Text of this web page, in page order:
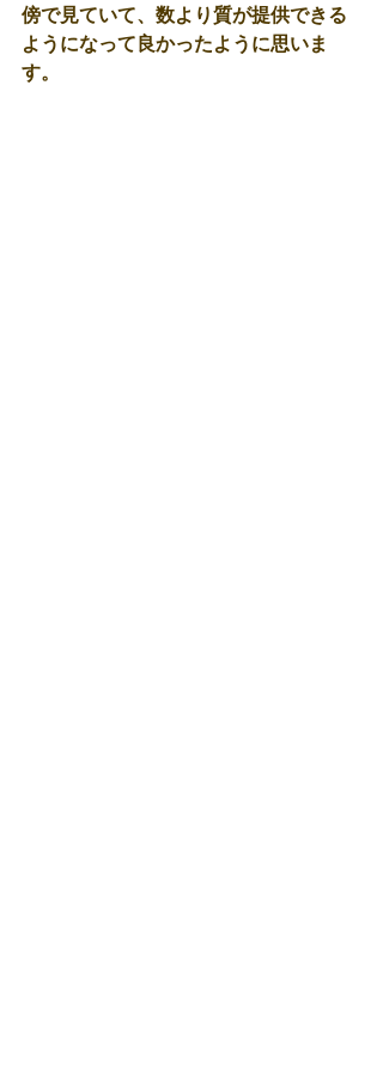
傍で見ていて、数より質が提供できる
ようになって良かったように思いま
す。